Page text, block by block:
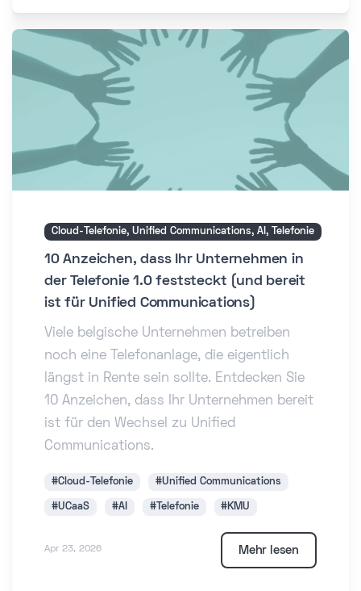
Cloud-Telefonie, Unified Communications, AI, Telefonie
10 Anzeichen, dass Ihr Unternehmen in
der Telefonie 1.0 feststeckt (und bereit
ist für Unified Communications)
Viele belgische Unternehmen betreiben
noch eine Telefonanlage, die eigentlich
längst in Rente sein sollte. Entdecken Sie
10 Anzeichen, dass Ihr Unternehmen bereit
ist für den Wechsel zu Unified
Communications.
#Cloud-Telefonie #Unified Communications
#UCaaS #AI #Telefonie #KMU
Apr 23, 2026 Mehr lesen